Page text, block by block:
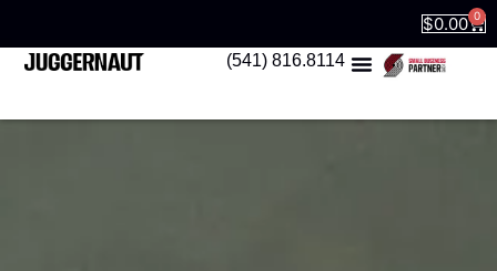
$0.00 0
(541) 816.8114